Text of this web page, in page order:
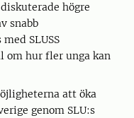
högre
snabb
SLUSS
om hur fler unga kan
att öka
genom SLU:s